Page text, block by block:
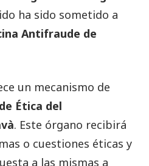
ha sido sometido a
Antifraude de
un mecanismo de
Ética del
. Este órgano recibirá
o cuestiones éticas y
a las mismas a